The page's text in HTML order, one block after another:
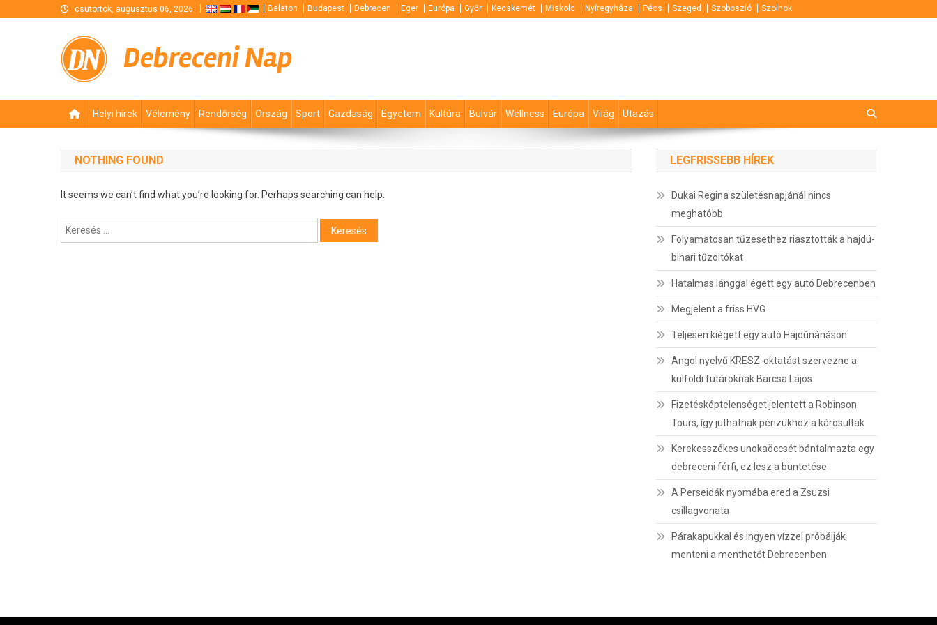
csütörtök, augusztus 06, 2026 Balaton Budapest Debrecen Eger Európa Győr Kecskemét Miskolc Nyíregyháza Pécs Szeged Szoboszló Szolnok
Debreceni Nap
Helyi hírek Vélemény Rendőrség Ország Sport Gazdaság Egyetem Kultúra Bulvár Wellness Európa Világ Utazás
NOTHING FOUND
It seems we can’t find what you’re looking for. Perhaps searching can help.
Keresés:
LEGFRISSEBB HÍREK
Dukai Regina születésnapjánál nincs
meghatóbb
Folyamatosan tűzesethez riasztották a hajdú-
bihari tűzoltókat
Hatalmas lánggal égett egy autó Debrecenben
Megjelent a friss HVG
Teljesen kiégett egy autó Hajdúnánáson
Angol nyelvű KRESZ-oktatást szervezne a
külföldi futároknak Barcsa Lajos
Fizetésképtelenséget jelentett a Robinson
Tours, így juthatnak pénzükhöz a károsultak
Kerekesszékes unokaöccsét bántalmazta egy
debreceni férfi, ez lesz a büntetése
A Perseidák nyomába ered a Zsuzsi
csillagvonata
Párakapukkal és ingyen vízzel próbálják
menteni a menthetőt Debrecenben